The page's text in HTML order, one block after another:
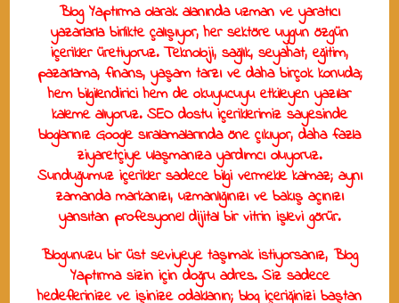
Blog Yaptırmaolarak alanında uzman ve yaratıcı
yazarlarla birlikte çalışıyor, her sektöre uygun özgün
içerikler üretiyoruz. Teknoloji, sağlık, seyahat, eğitim,
pazarlama, finans, yaşam tarzı ve daha birçok konuda;
hem bilgilendirici hem de okuyucuyu etkileyen yazılar
kaleme alıyoruz. SEO dostu içeriklerimiz sayesinde
bloglarınız Google sıralamalarında öne çıkıyor, daha fazla
ziyaretçiye ulaşmanıza yardımcı oluyoruz.
Sunduğumuz içerikler sadece bilgi vermekle kalmaz; aynı
zamanda markanızı, uzmanlığınızı ve bakış açınızı
yansıtan profesyonel dijital bir vitrin işlevi görür.
Blogunuzu bir üst seviyeye taşımak istiyorsanız, Blog
Yaptırmasizin için doğru adres. Siz sadece
hedeflerinize ve işinize odaklanın; blog içeriğinizi baştan